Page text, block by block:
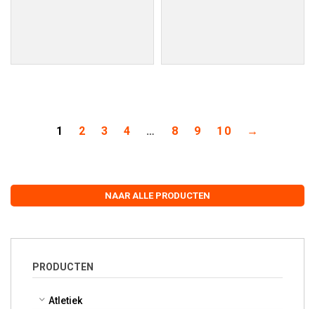
NAAR ALLE PRODUCTEN
PRODUCTEN
Atletiek
1 2 3 4 … 8 9 10 →